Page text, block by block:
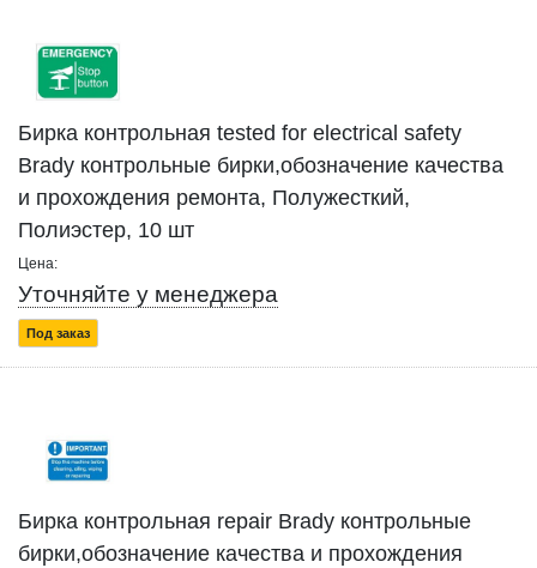
Бирка контрольная tested for electrical safety
Brady контрольные бирки,обозначение качества
и прохождения ремонта, Полужесткий,
Полиэстер, 10 шт
Цена:
Уточняйте у менеджера
Под заказ
Бирка контрольная repair Brady контрольные
бирки,обозначение качества и прохождения